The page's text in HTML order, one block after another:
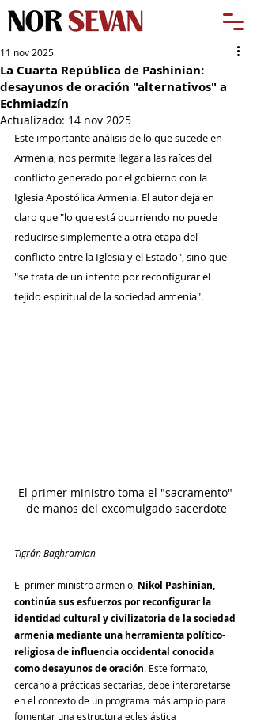
La Cuarta República de Pashinian:
desayunos de oración "alternativos" a
Echmiadzín
11 nov 2025
Actualizado: 14 nov 2025
Este importante análisis de lo que sucede en
Armenia, nos permite llegar a las raíces del
conflicto generado por el gobierno con la
Iglesia Apostólica Armenia. El autor deja en
claro que "lo que está ocurriendo no puede
reducirse simplemente a otra etapa del
conflicto entre la Iglesia y el Estado", sino que
"se trata de un intento por reconfigurar el
tejido espiritual de la sociedad armenia".
El primer ministro toma el "sacramento"
de manos del excomulgado sacerdote
Tigrán Baghramian
El primer ministro armenio, Nikol Pashinian,
continúa sus esfuerzos por reconfigurar la
identidad cultural y civilizatoria de la sociedad
armenia mediante una herramienta político-
religiosa de influencia occidental conocida
como desayunos de oración. Este formato,
cercano a prácticas sectarias, debe interpretarse
en el contexto de un programa más amplio para
fomentar una estructura eclesiástica